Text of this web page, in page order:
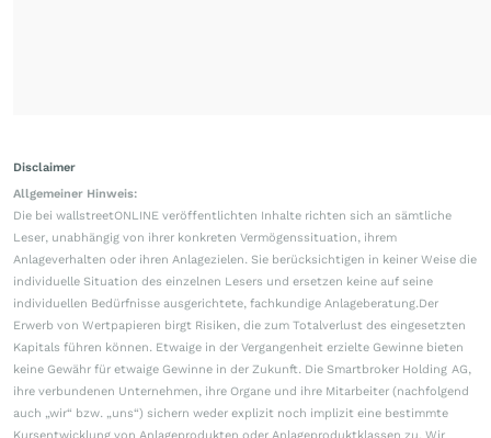
Disclaimer
Allgemeiner Hinweis:
Die bei wallstreetONLINE veröffentlichten Inhalte richten sich an sämtliche
Leser, unabhängig von ihrer konkreten Vermögenssituation, ihrem
Anlageverhalten oder ihren Anlagezielen. Sie berücksichtigen in keiner Weise die
individuelle Situation des einzelnen Lesers und ersetzen keine auf seine
individuellen Bedürfnisse ausgerichtete, fachkundige Anlageberatung.Der
Erwerb von Wertpapieren birgt Risiken, die zum Totalverlust des eingesetzten
Kapitals führen können. Etwaige in der Vergangenheit erzielte Gewinne bieten
keine Gewähr für etwaige Gewinne in der Zukunft. Die Smartbroker Holding AG,
ihre verbundenen Unternehmen, ihre Organe und ihre Mitarbeiter (nachfolgend
auch „wir“ bzw. „uns“) sichern weder explizit noch implizit eine bestimmte